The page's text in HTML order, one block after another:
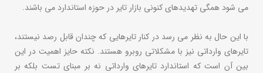
می شود همگی تهدیدهای کنونی بازار تایر در حوزه استاندارد می باشند.
با این حال به نظر می رسد در کنار تایرهایی که چندان قابل رصد نیستند،
تایرهای وارداتی نیز با مشکلاتی روبرو هستند. نکته حایز اهمیت در این
بین آن است که استاندارد تایرهای وارداتی نه بر مبنای تست بلکه بر